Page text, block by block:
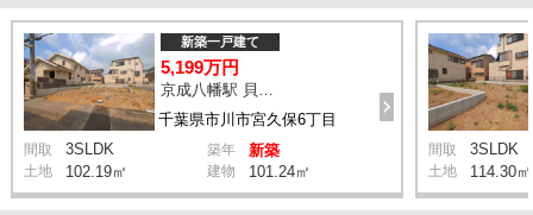
千葉県市川市宮久保6丁目
新築一戸建て
5,199万円
間取 3SLDK 築年 新築
土地 102.19㎡ 建物 101.24㎡
間取 3SLDK
土地 114.30㎡